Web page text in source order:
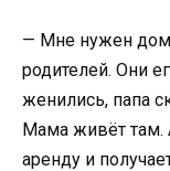
— Мне нужен
родителей. Они
женились, папа
Мама живёт там.
аренду и